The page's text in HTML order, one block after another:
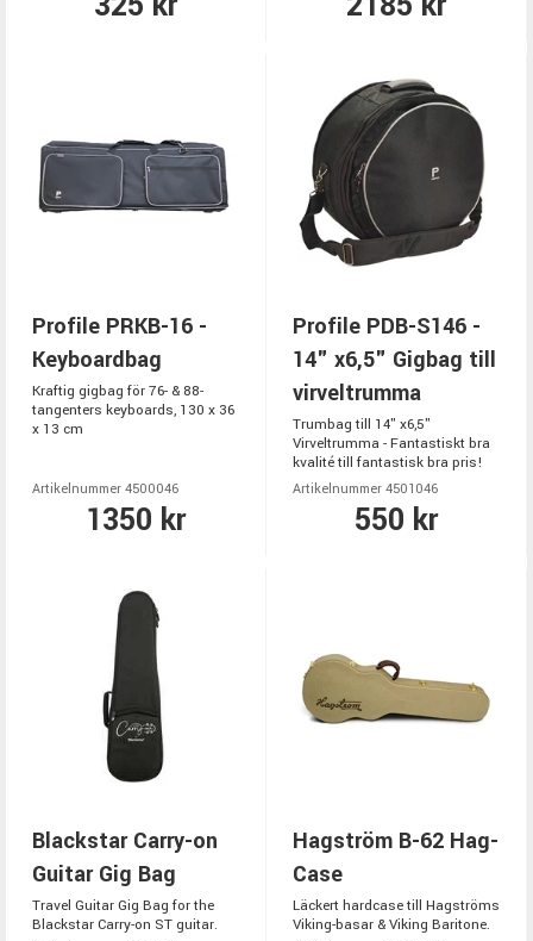
Profile PRKB-16 -
Keyboardbag
Kraftig gigbag för 76- & 88-
tangenters keyboards, 130 x 36
x 13 cm
Artikelnummer 4500046
1350 kr
Profile PDB-S146 -
14" x6,5" Gigbag till
virveltrumma
Trumbag till 14" x6,5"
Virveltrumma - Fantastiskt bra
kvalité till fantastisk bra pris!
Artikelnummer 4501046
550 kr
Blackstar Carry-on
Guitar Gig Bag
Travel Guitar Gig Bag for the
Blackstar Carry-on ST guitar.
Hagström B-62 Hag-
Case
Läckert hardcase till Hagströms
Viking-basar & Viking Baritone.